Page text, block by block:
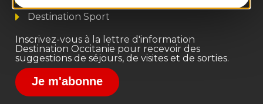
Destination Sport
Inscrivez-vous à la lettre d'information
Destination Occitanie pour recevoir des
suggestions de séjours, de visites et de sorties.
Je m'abonne